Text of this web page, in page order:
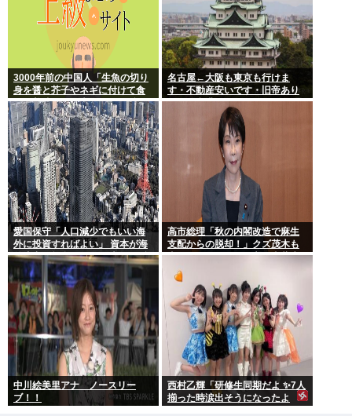
3000年前の中国人「生魚の切り
身を醤と芥子やネギに付けて食
うと美味い」日本人は何故ずっ
とこのレベルで足踏みしてるの
か
名古屋←大阪も東京も行けま
す・不動産安いです・旧帝あり
ます・空港あります 不人気な理
愛国保守「人口減少でもいい海
外に投資すればよい」 資本が海
外流出し賃金もGDPも上がらず
海外が成長
高市総理「秋の内閣改造で麻生
支配からの脱却！」クズ茂木も
壺ホークもクビの一方で壺萩生
田が復権へ
中川絵美里アナ ノースリー
ブ！！
西村乙輝「研修生同期だよ ✨7人
揃った時涙出そうになったよ